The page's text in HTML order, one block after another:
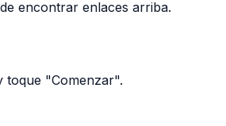
encontrar enlaces arriba.
toque "Comenzar".